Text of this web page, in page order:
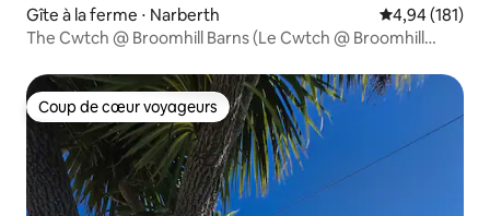
Gîte à la ferme ⋅ Narberth Évaluation
4,94 (181)
The Cwtch @ Broomhill Barns (Le Cwtch @ Broomhill
Coup de cœur voyageurs
Coup de cœur voyageurs